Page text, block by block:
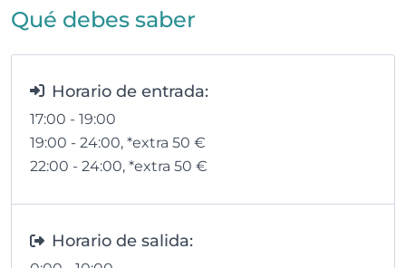
Qué debes saber
Horario de entrada:
17:00 - 19:00
19:00 - 24:00, *extra 50 €
22:00 - 24:00, *extra 50 €
Horario de salida: